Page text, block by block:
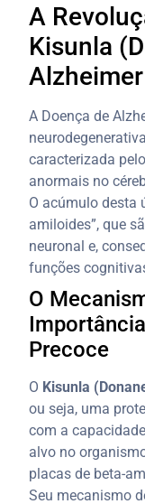
A
Kisunla
Alzheimer
A Doença de
caracterizada
anormais no
O acúmulo desta
amiloides”, que
neuronal e,
funções
O
Precoce
O Kisunla
ou seja, uma
com a
alvo no
placas de beta-
Seu mecanismo